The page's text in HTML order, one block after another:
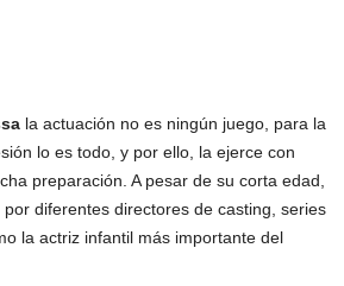
la actuación no es ningún juego, para la
lo es todo, y por ello, la ejerce con
preparación. A pesar de su corta edad,
diferentes directores de casting, series
la actriz infantil más importante del